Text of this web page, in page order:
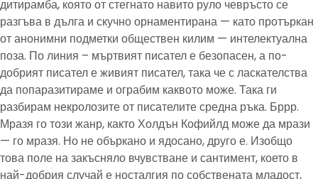
дитирамба, която от стегнато навито руло чевръсто се
разгъва в дълга и скучно орнаментирана — като протъркан
от анонимни подметки обществен килим — интелектуална
поза. По линия – мъртвият писател е безопасен, а по-
добрият писател е живият писател, така че с ласкателства
да попаразитираме и ограбим каквото може. Така ги
разбирам некролозите от писателите средна ръка. Бррр.
Мразя го този жанр, както Холдън Кофийлд може да мрази
— го мразя. Но не объркано и ядосано, друго е. Изобщо
това поле на закъсняло вчувстване и сантимент, което в
най-добрия случай е носталгия по собствената младост,